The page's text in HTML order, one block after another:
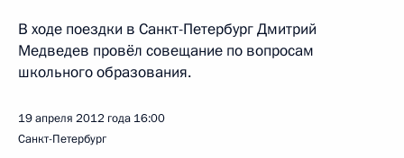
В ходе поездки в Санкт-Петербург Дмитрий
Медведев провёл совещание по вопросам
школьного образования.
19 апреля 2012 года 16:00
Санкт-Петербург